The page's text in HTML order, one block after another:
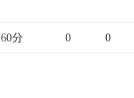
60分 0 0